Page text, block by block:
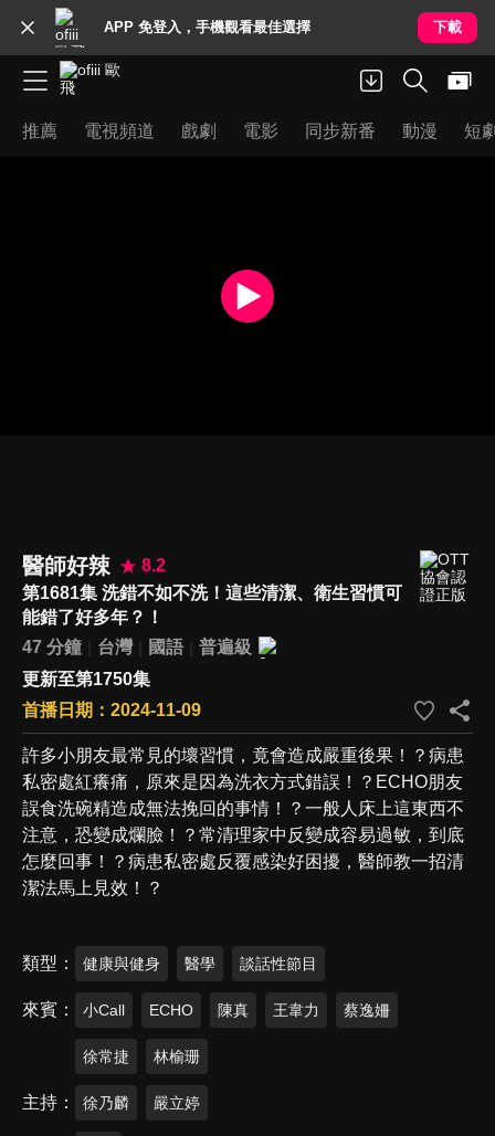
APP 免登入，手機觀看最佳選擇 下載
推薦 電視頻道 戲劇 電影 同步新番 動漫 短
醫師好辣
8.2
第1681集 洗錯不如不洗！這些清潔、衛生習慣可
能錯了好多年？！
47 分鐘
台灣 國語
普遍級
更新至第1750集
首播日期：2024-11-09
許多小朋友最常見的壞習慣，竟會造成嚴重後果！？病患
私密處紅癢痛，原來是因為洗衣方式錯誤！？ECHO朋友
誤食洗碗精造成無法挽回的事情！？一般人床上這東西不
注意，恐變成爛臉！？常清理家中反變成容易過敏，到底
怎麼回事！？病患私密處反覆感染好困擾，醫師教一招清
潔法馬上見效！？
類型 健康與健身 醫學 談話性節目
來賓 小Call ECHO 陳真 王韋力 蔡逸姍
徐常捷 林榆珊
主持 徐乃麟 嚴立婷